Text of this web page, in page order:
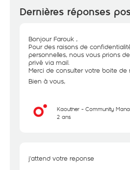
Dernières réponses
Bonjour Farouk ,
Pour des raisons de
personnelles, nous vous prions
privé via mail.
Merci de consulter votre boite de
Bien à vous,
Kaouther - Community
2 ans
j'attend votre reponse